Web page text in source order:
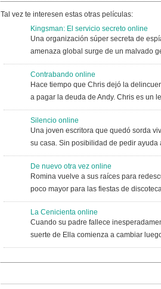
Tal vez te interesen estas otras películas:
Kingsman: El servicio secreto online
Una organización súper secreta de
amenaza global surge de un malvado
Contrabando online
Hace tiempo que Chris dejó la
a pagar la deuda de Andy. Chris es un
Silencio online
Una joven escritora que quedó sorda
su casa. Sin posibilidad de pedir
De nuevo otra vez online
Romina vuelve a sus raíces para
poco mayor para las fiestas de
La Cenicienta online
Cuando su padre fallece
suerte de Ella comienza a cambiar